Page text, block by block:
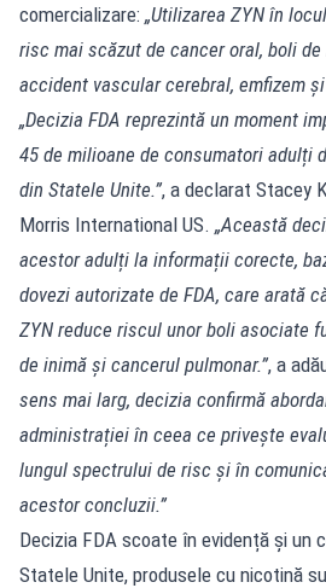
comercializare: „Utilizarea ZYN în
risc mai scăzut de cancer oral, boli de
accident vascular cerebral, emfizem
„Decizia FDA reprezintă un moment
45 de milioane de consumatori adulți
din Statele Unite.”, a declarat Stacey
Morris International US. „Această
acestor adulți la informații corecte,
dovezi autorizate de FDA, care arată
ZYN reduce riscul unor boli asociate
de inimă și cancerul pulmonar.”, a
sens mai larg, decizia confirmă
administrației în ceea ce privește
lungul spectrului de risc și în
acestor concluzii.”
Decizia FDA scoate în evidență și un
Statele Unite, produsele cu nicotină